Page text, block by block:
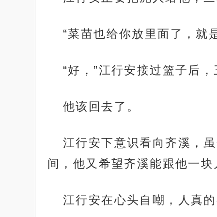
“菜苗也给你放里面了，就
“好，”江行安接过篮子后
他该回去了。
江行安下意识看向齐溪，
间，他又希望齐溪能跟他一
江行安在心头自嘲，人真